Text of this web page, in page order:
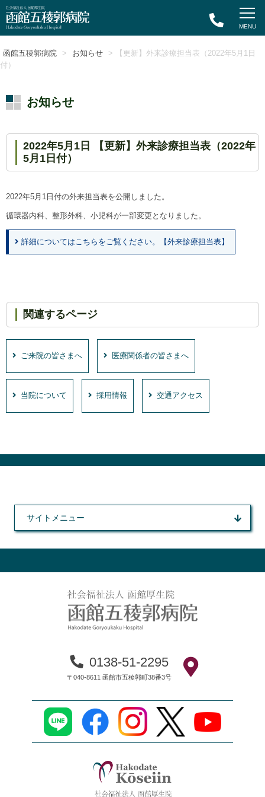
函館五稜郭病院 > お知らせ
> 【更新】外来診療担当表（2022年5月1日
付）
お知らせ
2022年5月1日 【更新】外来診療担当表（2022年
5月1日付）
2022年5月1日付の外来担当表を公開しました。
循環器内科、整形外科、小児科が一部変更となりました。
詳細についてはこちらをご覧ください。【外来診療担当表】
関連するページ
ご来院の皆さまへ 医療関係者の皆さまへ
当院について 採用情報 交通アクセス
サイトメニュー
0138-51-2295
〒040-8611 函館市五稜郭町38番3号